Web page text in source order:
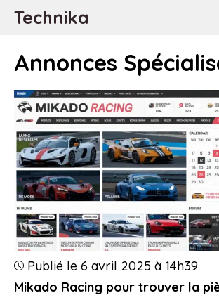
AllerTechnika
Annonces
Mikado Racing pour trouver la
Publié le 6 avril 2025 à 14h39